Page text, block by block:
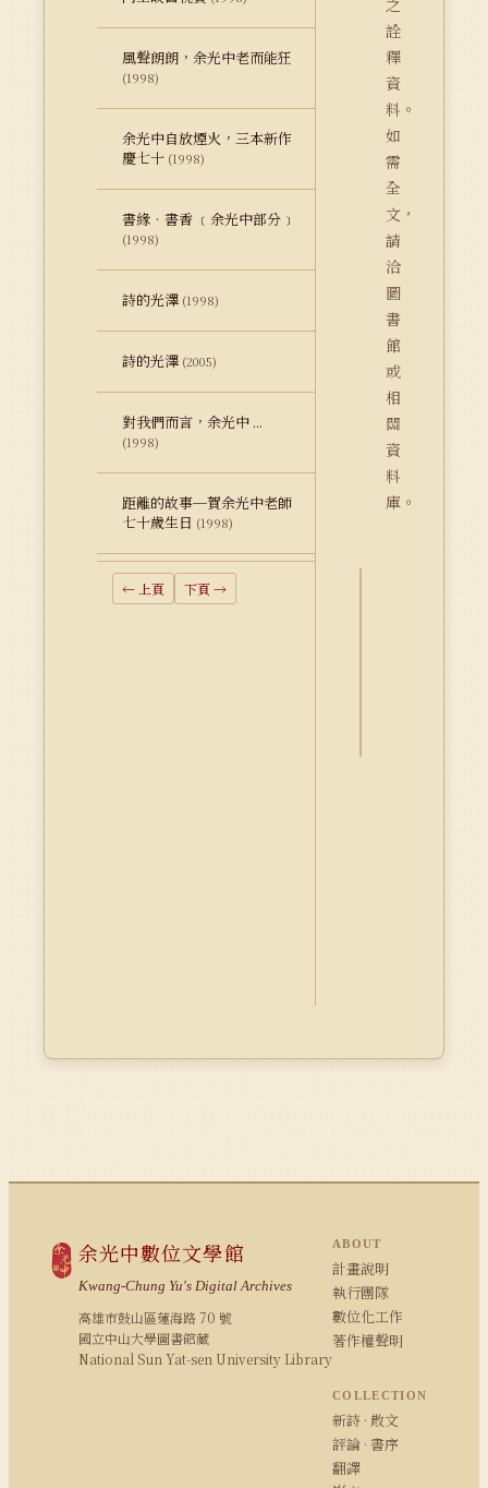
風聲朗朗，余光中老而能狂
(1998)
余光中自放煙火，三本新作
慶七十 (1998)
書緣‧書香 ﹝余光中部分﹞
(1998)
詩的光澤 (1998)
詩的光澤 (2005)
對我們而言，余光中 ...
(1998)
距離的故事─賀余光中老師
七十歲生日 (1998)
← 上頁 下頁 →
之
詮
釋
資
料。
如
需
全
文，
請
洽
圖
書
館
或
相
關
資
料
庫。
余光中數位文學館
Kwang-Chung Yu's Digital Archives
高雄市鼓山區蓮海路 70 號
國立中山大學圖書館藏
National Sun Yat-sen University Library
ABOUT
計畫說明
執行團隊
數位化工作
著作權聲明
COLLECTION
新詩 · 散文
評論 · 書序
翻譯